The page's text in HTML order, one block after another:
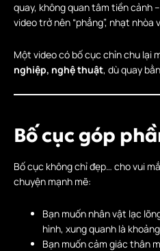
quay, không quan tâm tiền cảnh
video trở nên “phẳng”, nhạt nhòa
Một video có bố cục chỉn chu lại
nghiệp, nghệ thuật, dù quay
Bố cục góp
Bố cục không chỉ đẹp… cho vui
chuyện mạnh mẽ:
Bạn muốn nhân vật lạc
hình, xung quanh là
Bạn muốn cảm giác thân